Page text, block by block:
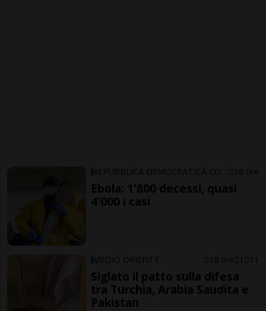
16 ore
Ebola: 1'800 decessi, quasi
4'000 i casi
MEDIO ORIENTE 18 ore 1 11
Siglato il patto sulla difesa
tra Turchia, Arabia Saudita e
Pakistan